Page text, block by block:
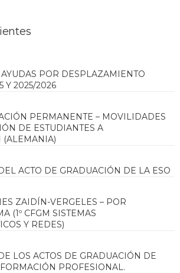
POR DESPLAZAMIENTO
Y 2025/2026
PERMANENTE – MOVILIDADES
DE ESTUDIANTES A
(ALEMANIA)
ACTO DE GRADUACIÓN DE LA ESO
ZAIDÍN-VERGELES – POR
(1º CFGM SISTEMAS
Y REDES)
LOS ACTOS DE GRADUACIÓN DE
PROFESIONAL.